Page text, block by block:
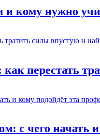
кому нужно
как перестать
с чего начать